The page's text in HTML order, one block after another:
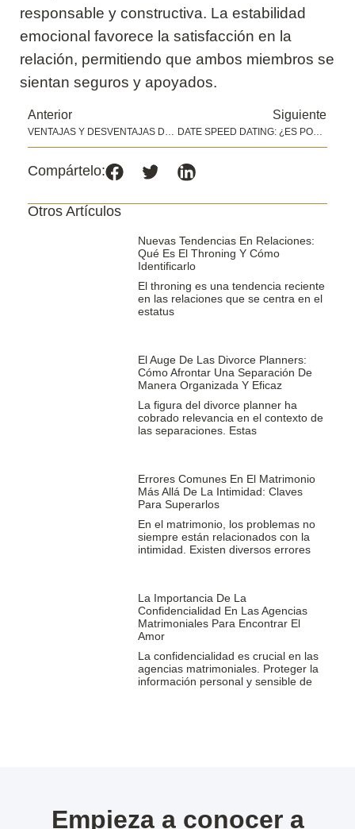
responsable y constructiva. La estabilidad
emocional favorece la satisfacción en la
relación, permitiendo que ambos miembros se
sientan seguros y apoyados.
Anterior Siguiente
DATE SPEED DATING: ¿ES POSIBLE ENCONTRAR EL AMOR EN CITAS RÁPIDAS?
Compártelo:
Otros Artículos
Nuevas Tendencias En Relaciones:
Qué Es El Throning Y Cómo
Identificarlo
El throning es una tendencia reciente
en las relaciones que se centra en el
estatus
El Auge De Las Divorce Planners:
Cómo Afrontar Una Separación De
Manera Organizada Y Eficaz
La figura del divorce planner ha
cobrado relevancia en el contexto de
las separaciones. Estas
Errores Comunes En El Matrimonio
Más Allá De La Intimidad: Claves
Para Superarlos
En el matrimonio, los problemas no
siempre están relacionados con la
intimidad. Existen diversos errores
La Importancia De La
Confidencialidad En Las Agencias
Matrimoniales Para Encontrar El
Amor
La confidencialidad es crucial en las
agencias matrimoniales. Proteger la
información personal y sensible de
Empieza a conocer a